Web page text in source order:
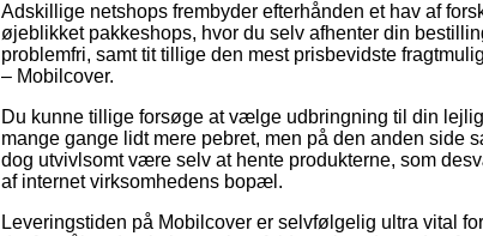
Adskillige netshops frembyder efterhånden et hav af
øjeblikket pakkeshops, hvor du selv afhenter din
problemfri, samt tit tillige den mest prisbevidste
– Mobilcover.
Du kunne tillige forsøge at vælge udbringning til din
mange gange lidt mere pebret, men på den anden
dog utvivlsomt være selv at hente produkterne, som
af internet virksomhedens bopæl.
Leveringstiden på Mobilcover er selvfølgelig ultra vital